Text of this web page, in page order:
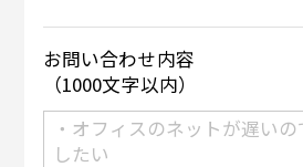
お問い合わせ内容
（1000文字以内）